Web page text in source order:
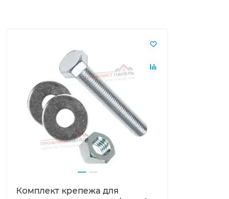
Комплект крепежа для